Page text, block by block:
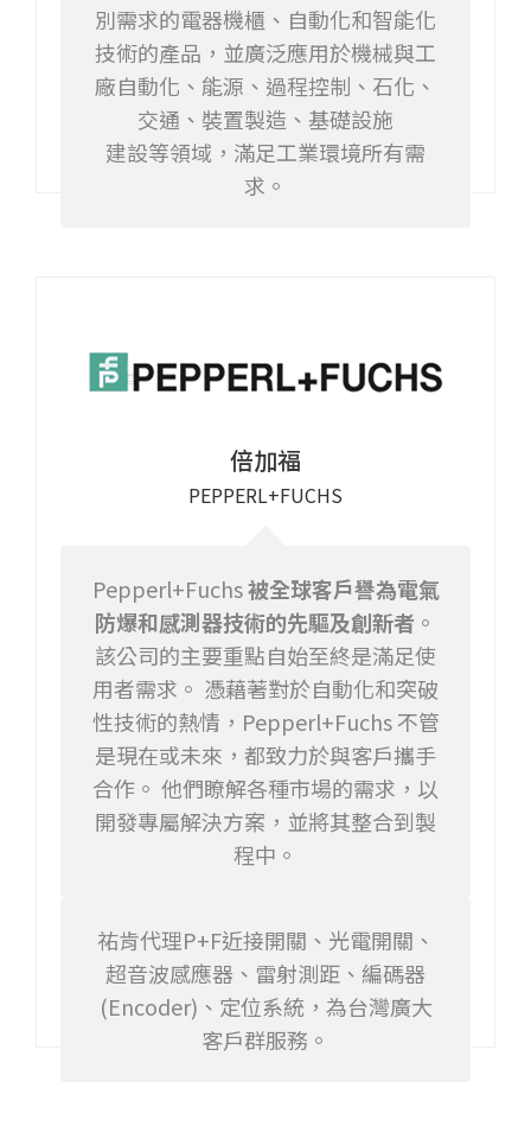
別需求的電器機櫃、自動化和智能化
技術的產品，並廣泛應用於機械與工
廠自動化、能源、過程控制、石化、
交通、裝置製造、基礎設施
建設等領域，滿足工業環境所有需
求。
倍加福
PEPPERL+FUCHS
Pepperl+Fuchs被全球客戶譽為電氣
防爆和感測器技術的先驅及創新者 。
該公司的主要重點自始至終是滿足使
用者需求。 憑藉著對於自動化和突破
性技術的熱情，Pepperl+Fuchs 不管
是現在或未來，都致力於與客戶攜手
合作。 他們瞭解各種市場的需求，以
開發專屬解決方案，並將其整合到製
程中。
祐肯代理P+F近接開關、光電開關、
超音波感應器、雷射測距、編碼器
(Encoder)、定位系統，為台灣廣大
客戶群服務。